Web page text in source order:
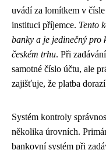
uvádí za lomítkem v
instituci příjemce. Tento
banky a je jedinečný pro
českém trhu. Při
samotné číslo účtu, ale
zajišťuje, že platba
Systém kontroly
několika úrovních.
bankovní systém při